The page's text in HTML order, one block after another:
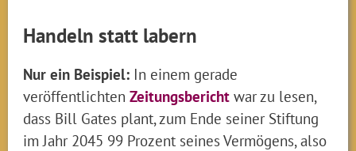
Handeln statt labern
Nur ein Beispiel: In einem gerade
veröffentlichtenZeitungsbericht war zu lesen,
dass Bill Gates plant, zum Ende seiner Stiftung
im Jahr 2045 99 Prozent seines Vermögens, also